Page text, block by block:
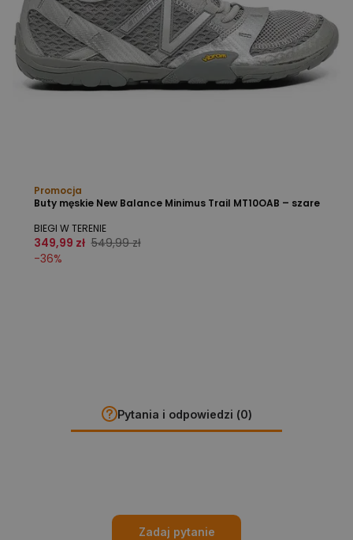
Promocja
Buty męskie New Balance Minimus Trail MT10OAB – szare
BIEGI W TERENIE
349,99 zł 549,99 zł
-36%
Pytania i odpowiedzi (0)
Zadaj pytanie